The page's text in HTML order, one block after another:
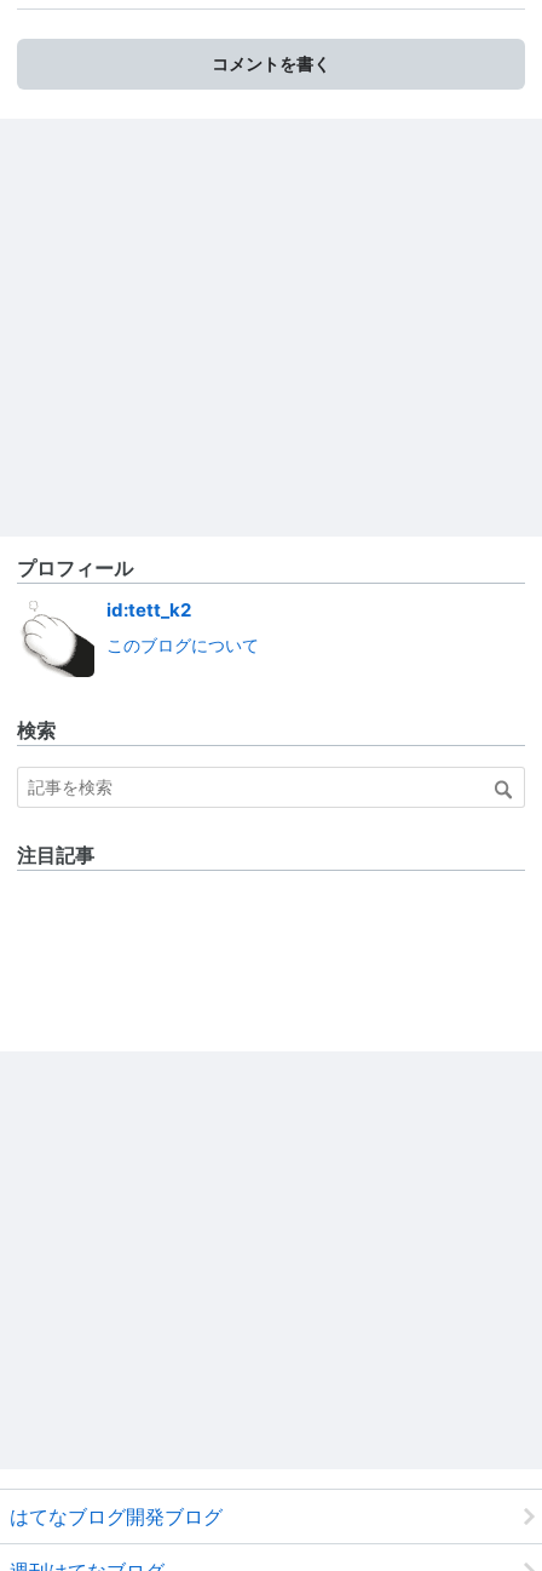
コメントを書く
プロフィール
id:tett_k2
このブログについて
検索
注目記事
はてなブログ開発ブログ